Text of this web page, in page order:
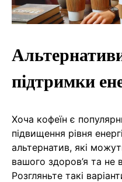
підтримки
Хоча кофеїн є
підвищення рівня
альтернатив, які
вашого здоров’я та не
Розгляньте такі